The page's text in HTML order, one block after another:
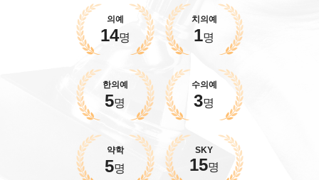
의예
14명
치의예
1명
한의예
5명
수의예
3명
약학
5명
SKY
15명